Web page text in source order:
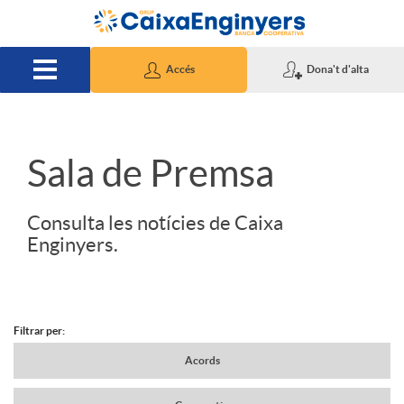
Salta al contingut principal
Accés Dona't d'alta
S
d
Sala de Premsa
Consulta les notícies de Caixa
Enginyers.
N
Filtrar per:
Acords